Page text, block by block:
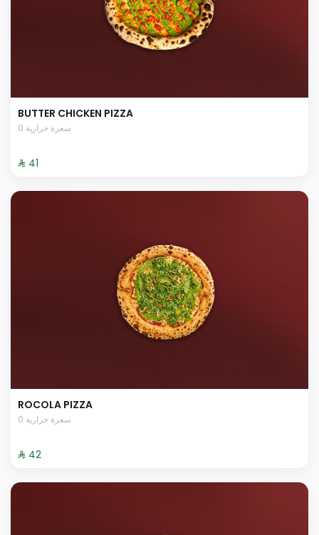
BUTTER CHICKEN PIZZA
0 سعرة حرارية
⁨⁦‪‬ 41⁩
ROCOLA PIZZA
0 سعرة حرارية
⁨⁦‪‬ 42⁩